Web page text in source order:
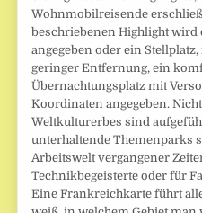
Wohnmobilreisende
beschriebenen Highlight
angegeben oder ein
geringer Entfernung, ein
Übernachtungsplatz mit
Koordinaten angegeben.
Weltkulturerbes sind
unterhaltende Themenparks
Arbeitswelt vergangener
Technikbegeisterte oder für
Eine Frankreichkarte führt